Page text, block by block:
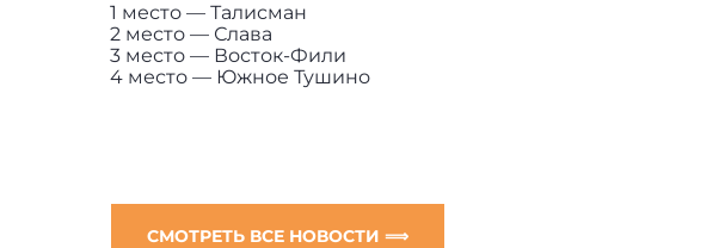
1 место — Талисман
2 место — Слава
3 место — Восток-Фили
4 место — Южное Тушино
СМОТРЕТЬ ВСЕ НОВОСТИ ⟹